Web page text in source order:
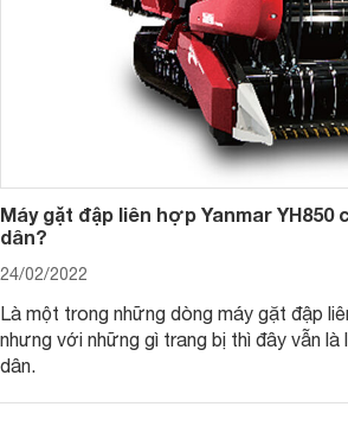
Máy gặt đập liên hợp Yanmar
dân?
24/02/2022
Là một trong những dòng máy gặt đập
nhưng với những gì trang bị thì đây vẫn
dân.